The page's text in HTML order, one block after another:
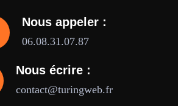
Nous appeler :
06.08.31.07.87
Nous écrire :
contact@turingweb.fr